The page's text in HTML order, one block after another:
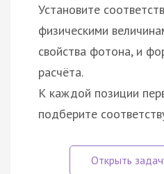
Установите
физическими
свойства фотона, и
расчёта.
К каждой позиции
подберите